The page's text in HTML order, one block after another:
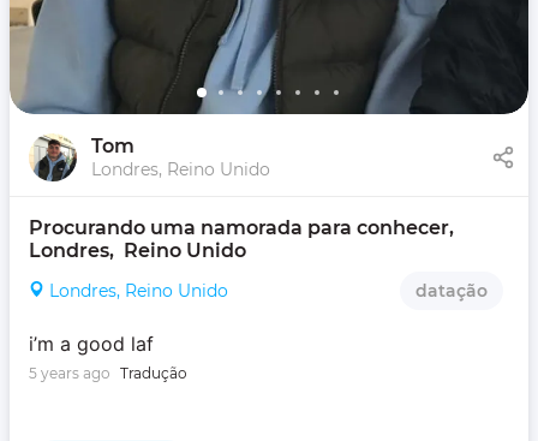
Tom
Londres, Reino Unido
Procurando uma namorada para conhecer,
Londres,  Reino Unido
Londres, Reino Unido datação
i’m a good laf
5 years ago Tradução